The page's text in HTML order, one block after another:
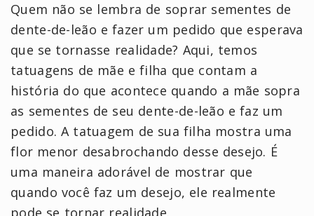
Quem não se lembra de soprar sementes de
dente-de-leão e fazer um pedido que esperava
que se tornasse realidade? Aqui, temos
tatuagens de mãe e filha que contam a
história do que acontece quando a mãe sopra
as sementes de seu dente-de-leão e faz um
pedido. A tatuagem de sua filha mostra uma
flor menor desabrochando desse desejo. É
uma maneira adorável de mostrar que
quando você faz um desejo, ele realmente
pode se tornar realidade.